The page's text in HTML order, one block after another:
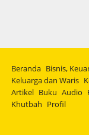
Beranda Bisnis,
Keluarga dan Waris
Artikel Buku Audio
Khutbah Profil